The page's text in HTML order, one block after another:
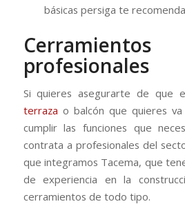
básicas persiga te
profesionales
Si quieres asegurarte de que
terraza o balcón que quieres
cumplir las funciones que
contrata a profesionales del
que integramos Tacema, que
de experiencia en la
cerramientos de todo tipo.